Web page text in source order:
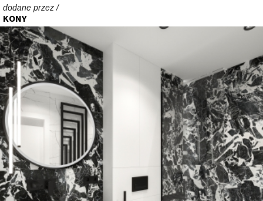
dodane przez /
KONY